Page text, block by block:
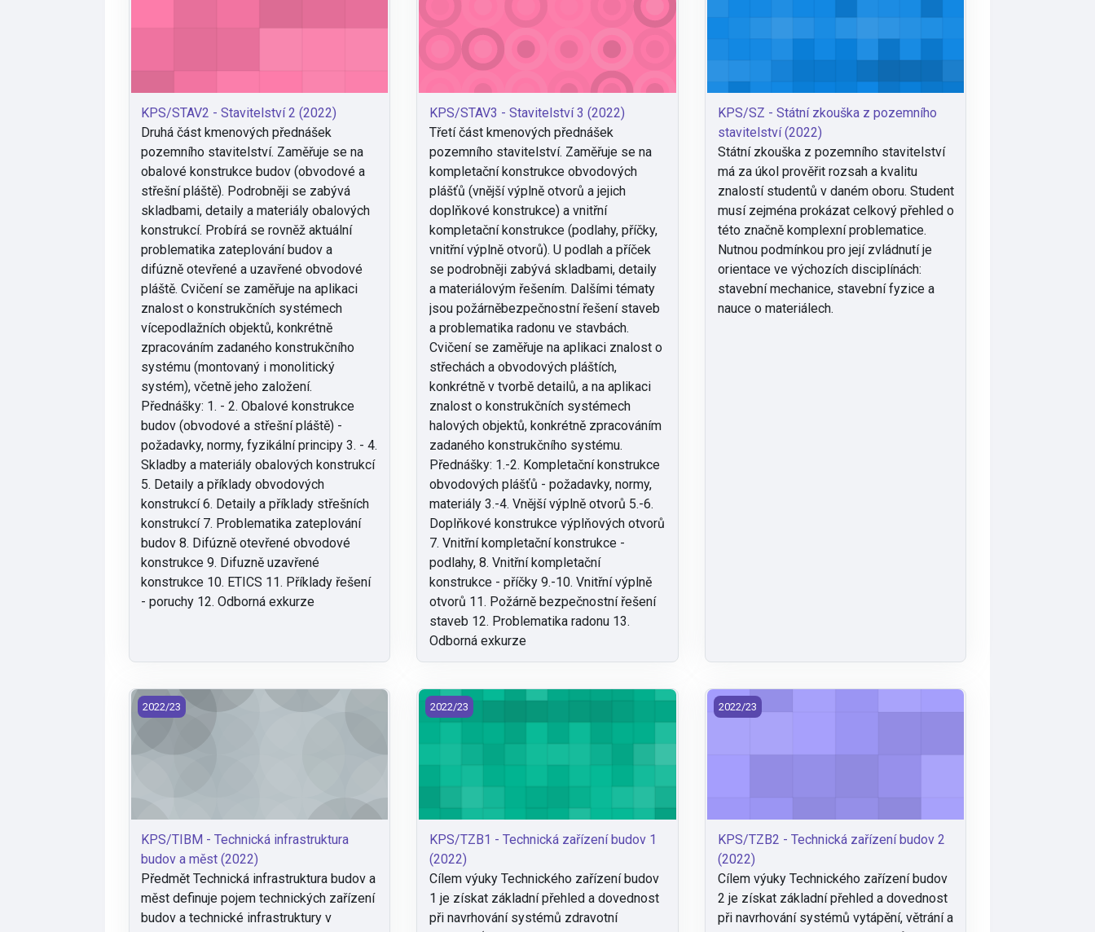
KPS/STAV2 - Stavitelství 2 (2022)
Druhá část kmenových přednášek
pozemního stavitelství. Zaměřuje se na
obalové konstrukce budov (obvodové a
střešní pláště). Podrobněji se zabývá
skladbami, detaily a materiály obalových
konstrukcí. Probírá se rovněž aktuální
problematika zateplování budov a
difúzně otevřené a uzavřené obvodové
pláště. Cvičení se zaměřuje na aplikaci
znalost o konstrukčních systémech
vícepodlažních objektů, konkrétně
zpracováním zadaného konstrukčního
systému (montovaný i monolitický
systém), včetně jeho založení.
Přednášky: 1. - 2. Obalové konstrukce
budov (obvodové a střešní pláště) -
požadavky, normy, fyzikální principy 3. - 4.
Skladby a materiály obalových konstrukcí
5. Detaily a příklady obvodových
konstrukcí 6. Detaily a příklady střešních
konstrukcí 7. Problematika zateplování
budov 8. Difúzně otevřené obvodové
konstrukce 9. Difuzně uzavřené
konstrukce 10. ETICS 11. Příklady řešení
- poruchy 12. Odborná exkurze
KPS/STAV3 - Stavitelství 3 (2022)
Třetí část kmenových přednášek
pozemního stavitelství. Zaměřuje se na
kompletační konstrukce obvodových
plášťů (vnější výplně otvorů a jejich
doplňkové konstrukce) a vnitřní
kompletační konstrukce (podlahy, příčky,
vnitřní výplně otvorů). U podlah a příček
se podrobněji zabývá skladbami, detaily
a materiálovým řešením. Dalšími tématy
jsou požárněbezpečnostní řešení staveb
a problematika radonu ve stavbách.
Cvičení se zaměřuje na aplikaci znalost o
střechách a obvodových pláštích,
konkrétně v tvorbě detailů, a na aplikaci
znalost o konstrukčních systémech
halových objektů, konkrétně zpracováním
zadaného konstrukčního systému.
Přednášky: 1.-2. Kompletační konstrukce
obvodových plášťů - požadavky, normy,
materiály 3.-4. Vnější výplně otvorů 5.-6.
Doplňkové konstrukce výplňových otvorů
7. Vnitřní kompletační konstrukce -
podlahy, 8. Vnitřní kompletační
konstrukce - příčky 9.-10. Vnitřní výplně
otvorů 11. Požárně bezpečnostní řešení
staveb 12. Problematika radonu 13.
Odborná exkurze
KPS/SZ - Státní zkouška z pozemního
stavitelství (2022)
Státní zkouška z pozemního stavitelství
má za úkol prověřit rozsah a kvalitu
znalostí studentů v daném oboru. Student
musí zejména prokázat celkový přehled o
této značně komplexní problematice.
Nutnou podmínkou pro její zvládnutí je
orientace ve výchozích disciplínách:
stavební mechanice, stavební fyzice a
nauce o materiálech.
KPS/TIBM - Technická infrastruktura budov a měst (2022)
2022/23
KPS/TIBM - Technická infrastruktura
budov a měst (2022)
Předmět Technická infrastruktura budov a
měst definuje pojem technických zařízení
budov a technické infrastruktury v
KPS/TZB1 - Technická zařízení budov 1 (2022)
2022/23
KPS/TZB1 - Technická zařízení budov 1
(2022)
Cílem výuky Technického zařízení budov
1 je získat základní přehled a dovednost
při navrhování systémů zdravotní
KPS/TZB2 - Technická zařízení budov 2 (2022)
2022/23
KPS/TZB2 - Technická zařízení budov 2
(2022)
Cílem výuky Technického zařízení budov
2 je získat základní přehled a dovednost
při navrhování systémů vytápění, větrání a